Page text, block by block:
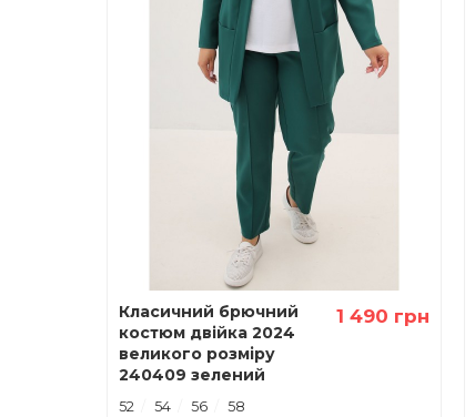
1 490 грн
Класичний брючний
костюм двiйка 2024
великого розміру
240409 зелений
52 54 56 58